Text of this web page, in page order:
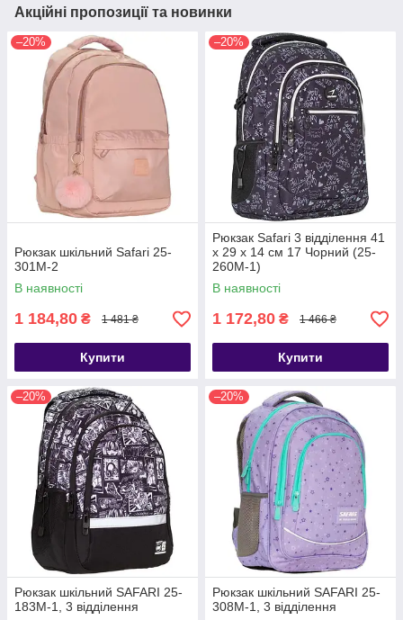
Акційні пропозиції та новинки
–20%
Рюкзак шкільний Safari 25-
301M-2
В наявності
1 184,80 ₴ 1 481 ₴
Купити
–20%
Рюкзак Safari 3 відділення 41
x 29 x 14 см 17 Чорний (25-
260M-1)
В наявності
1 172,80 ₴ 1 466 ₴
Купити
–20%
Рюкзак шкільний SAFARI 25-
183M-1, 3 відділення
–20%
Рюкзак шкільний SAFARI 25-
308M-1, 3 відділення